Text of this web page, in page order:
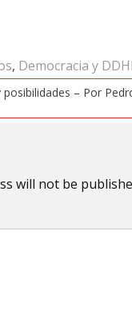
, Democracia y
posibilidades – Por
will not be